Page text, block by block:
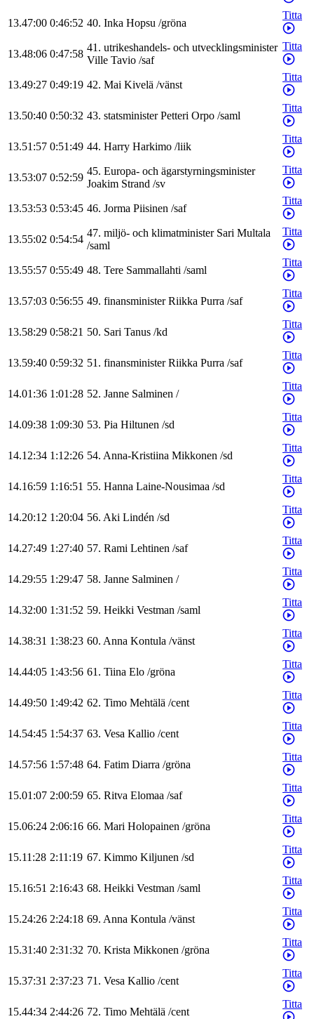
13.47:00 0:46:52 40. Inka Hopsu /gröna
Titta
13.48:06 0:47:58
41. utrikeshandels- och utvecklingsminister
Ville Tavio /saf
Titta
13.49:27 0:49:19 42. Mai Kivelä /vänst
Titta
13.50:40 0:50:32 43. statsminister Petteri Orpo /saml
Titta
13.51:57 0:51:49 44. Harry Harkimo /liik
Titta
13.53:07 0:52:59
45. Europa- och ägarstyrningsminister
Joakim Strand /sv
Titta
13.53:53 0:53:45 46. Jorma Piisinen /saf
Titta
13.55:02 0:54:54
47. miljö- och klimatminister Sari Multala
/saml
Titta
13.55:57 0:55:49 48. Tere Sammallahti /saml
Titta
13.57:03 0:56:55 49. finansminister Riikka Purra /saf
Titta
13.58:29 0:58:21 50. Sari Tanus /kd
Titta
13.59:40 0:59:32 51. finansminister Riikka Purra /saf
Titta
14.01:36 1:01:28 52. Janne Salminen /
Titta
14.09:38 1:09:30 53. Pia Hiltunen /sd
Titta
14.12:34 1:12:26 54. Anna-Kristiina Mikkonen /sd
Titta
14.16:59 1:16:51 55. Hanna Laine-Nousimaa /sd
Titta
14.20:12 1:20:04 56. Aki Lindén /sd
Titta
14.27:49 1:27:40 57. Rami Lehtinen /saf
Titta
14.29:55 1:29:47 58. Janne Salminen /
Titta
14.32:00 1:31:52 59. Heikki Vestman /saml
Titta
14.38:31 1:38:23 60. Anna Kontula /vänst
Titta
14.44:05 1:43:56 61. Tiina Elo /gröna
Titta
14.49:50 1:49:42 62. Timo Mehtälä /cent
Titta
14.54:45 1:54:37 63. Vesa Kallio /cent
Titta
14.57:56 1:57:48 64. Fatim Diarra /gröna
Titta
15.01:07 2:00:59 65. Ritva Elomaa /saf
Titta
15.06:24 2:06:16 66. Mari Holopainen /gröna
Titta
15.11:28 2:11:19 67. Kimmo Kiljunen /sd
Titta
15.16:51 2:16:43 68. Heikki Vestman /saml
Titta
15.24:26 2:24:18 69. Anna Kontula /vänst
Titta
15.31:40 2:31:32 70. Krista Mikkonen /gröna
Titta
15.37:31 2:37:23 71. Vesa Kallio /cent
Titta
15.44:34 2:44:26 72. Timo Mehtälä /cent
Titta